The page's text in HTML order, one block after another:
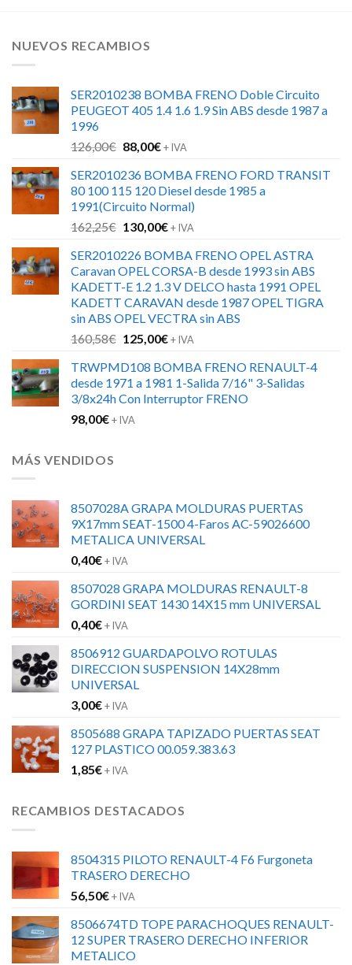
NUEVOS RECAMBIOS
SER2010238 BOMBA FRENO Doble Circuito
PEUGEOT 405 1.4 1.6 1.9 Sin ABS desde 1987 a
1996
126,00€ El
original
era:
126,00€.
88,00€El
actual
es:
88,00€.
+ IVA
SER2010236 BOMBA FRENO FORD TRANSIT
80 100 115 120 Diesel desde 1985 a
1991(Circuito Normal)
162,25€ El
original
era:
162,25€.
130,00€El
actual
es:
130,00€.
+ IVA
SER2010226 BOMBA FRENO OPEL ASTRA
Caravan OPEL CORSA-B desde 1993 sin ABS
KADETT-E 1.2 1.3 V DELCO hasta 1991 OPEL
KADETT CARAVAN desde 1987 OPEL TIGRA
sin ABS OPEL VECTRA sin ABS
160,58€ El
original
era:
160,58€.
125,00€El
actual
es:
125,00€.
+ IVA
TRWPMD108 BOMBA FRENO RENAULT-4
desde 1971 a 1981 1-Salida 7/16" 3-Salidas
3/8x24h Con Interruptor FRENO
98,00€+ IVA
MÁS VENDIDOS
8507028A GRAPA MOLDURAS PUERTAS
9X17mm SEAT-1500 4-Faros AC-59026600
METALICA UNIVERSAL
0,40€+ IVA
8507028 GRAPA MOLDURAS RENAULT-8
GORDINI SEAT 1430 14X15 mm UNIVERSAL
0,40€+ IVA
8506912 GUARDAPOLVO ROTULAS
DIRECCION SUSPENSION 14X28mm
UNIVERSAL
3,00€+ IVA
8505688 GRAPA TAPIZADO PUERTAS SEAT
127 PLASTICO 00.059.383.63
1,85€+ IVA
RECAMBIOS DESTACADOS
8504315 PILOTO RENAULT-4 F6 Furgoneta
TRASERO DERECHO
56,50€+ IVA
8506674TD TOPE PARACHOQUES RENAULT-
12 SUPER TRASERO DERECHO INFERIOR
METALICO